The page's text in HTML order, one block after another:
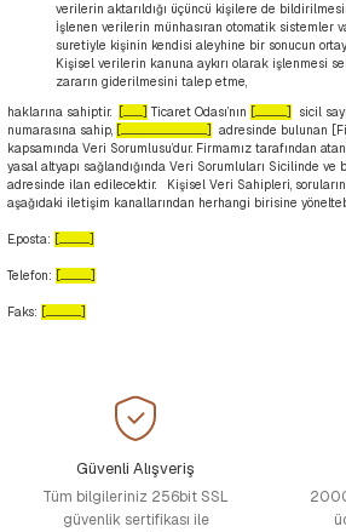
verilerin aktarıldığı üçüncü kişilere de
İşlenen verilerin münhasıran otomatik sistemler
suretiyle kişinin kendisi aleyhine bir sonucun
Kişisel verilerin kanuna aykırı olarak işlenmesi
zararın giderilmesini talep etme,
haklarına sahiptir.
[................] Ticaret Odası’nın [..........................] sicil
numarasına sahip, [.......................................................................]
adresinde bulunan
kapsamında Veri Sorumlusu’dur. Firmamız tarafından
yasal altyapı sağlandığında Veri Sorumluları Sicilinde
adresinde ilan edilecektir. Kişisel Veri Sahipleri,
aşağıdaki iletişim kanallarından herhangi birisine
E.posta: [.........................]
Telefon: [.........................]
Faks: [.............................]
Güvenli Alışveriş
Tüm bilgileriniz 256bit SSL
güvenlik sertifikası ile